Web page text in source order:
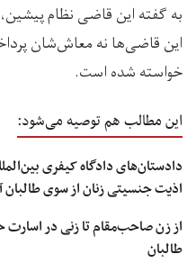
به گفته این قاضی نظام
این قاضی‌ها نه معاش‌شان
خواسته شده است.
این مطالب هم توصیه می‌شود:
دادستان‌های دادگاه کیفری
اذیت جنسیتی زنان از سوی طالبان
از زن صاحب‌مقام تا زنی در
طالبان